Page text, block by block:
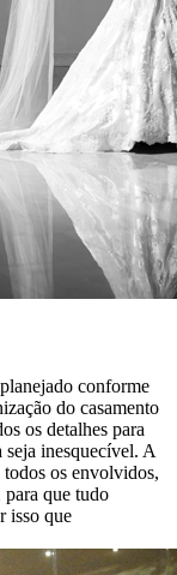
conforme
do casamento
os detalhes para
inesquecível. A
os envolvidos,
para que tudo
isso que